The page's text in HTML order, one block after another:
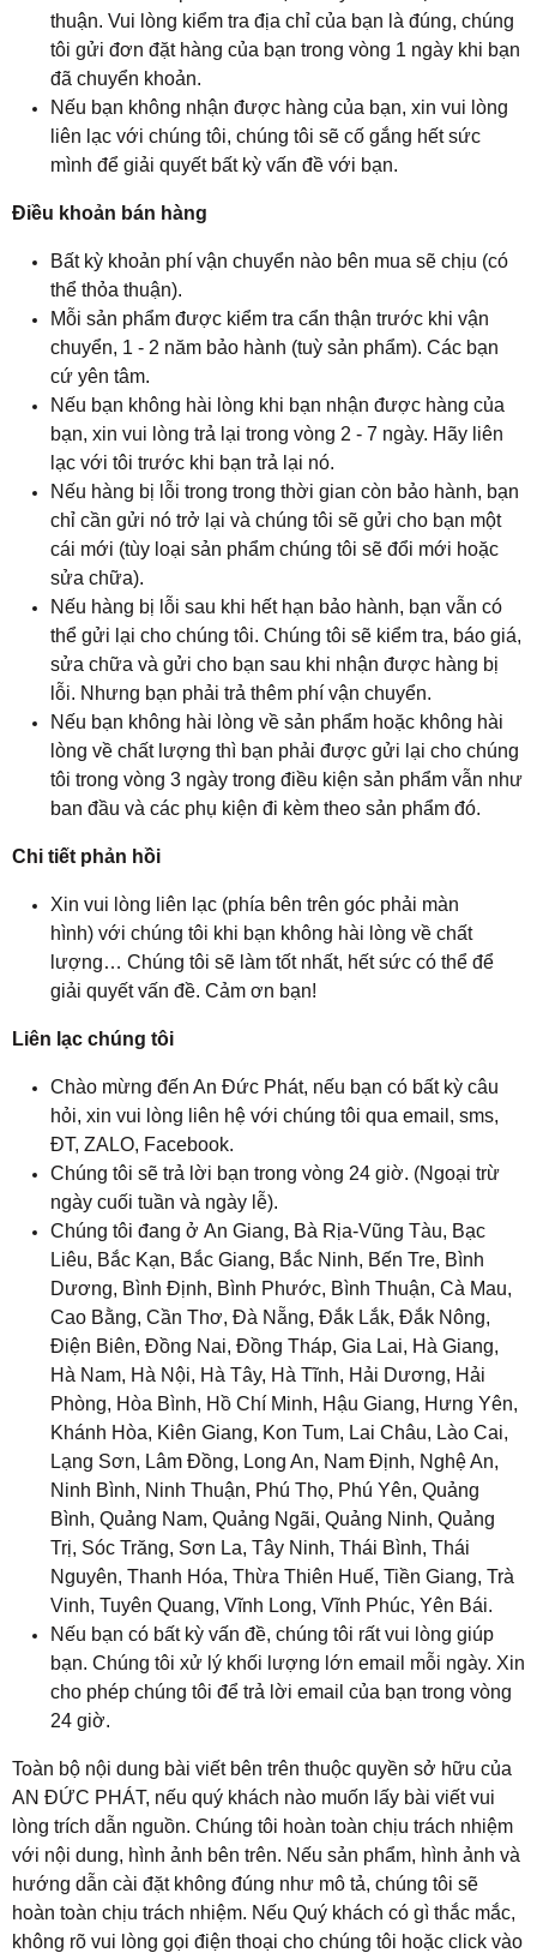
thuận. Vui lòng kiểm tra địa chỉ của bạn là đúng, chúng
tôi gửi đơn đặt hàng của bạn trong vòng 1 ngày khi bạn
đã chuyển khoản.
Nếu bạn không nhận được hàng của bạn, xin vui lòng
liên lạc với chúng tôi, chúng tôi sẽ cố gắng hết sức
mình để giải quyết bất kỳ vấn đề với bạn.
Điều khoản bán hàng
Bất kỳ khoản phí vận chuyển nào bên mua sẽ chịu (có
thể thỏa thuận).
Mỗi sản phẩm được kiểm tra cẩn thận trước khi vận
chuyển, 1 - 2 năm bảo hành (tuỳ sản phẩm). Các bạn
cứ yên tâm.
Nếu bạn không hài lòng khi bạn nhận được hàng của
bạn, xin vui lòng trả lại trong vòng 2 - 7 ngày. Hãy liên
lạc với tôi trước khi bạn trả lại nó.
Nếu hàng bị lỗi trong trong thời gian còn bảo hành, bạn
chỉ cần gửi nó trở lại và chúng tôi sẽ gửi cho bạn một
cái mới (tùy loại sản phẩm chúng tôi sẽ đổi mới hoặc
sửa chữa).
Nếu hàng bị lỗi sau khi hết hạn bảo hành, bạn vẫn có
thể gửi lại cho chúng tôi. Chúng tôi sẽ kiểm tra, báo giá,
sửa chữa và gửi cho bạn sau khi nhận được hàng bị
lỗi. Nhưng bạn phải trả thêm phí vận chuyển.
Nếu bạn không hài lòng về sản phẩm hoặc không hài
lòng về chất lượng thì bạn phải được gửi lại cho chúng
tôi trong vòng 3 ngày trong điều kiện sản phẩm vẫn như
ban đầu và các phụ kiện đi kèm theo sản phẩm đó.
Chi tiết phản hồi
Xin vui lòng liên lạc (phía bên trên góc phải màn
hình) với chúng tôi khi bạn không hài lòng về chất
lượng… Chúng tôi sẽ làm tốt nhất, hết sức có thể để
giải quyết vấn đề. Cảm ơn bạn!
Liên lạc chúng tôi
Chào mừng đến An Đức Phát, nếu bạn có bất kỳ câu
hỏi, xin vui lòng liên hệ với chúng tôi qua email, sms,
ĐT, ZALO, Facebook.
Chúng tôi sẽ trả lời bạn trong vòng 24 giờ. (Ngoại trừ
ngày cuối tuần và ngày lễ).
Chúng tôi đang ở An Giang, Bà Rịa-Vũng Tàu, Bạc
Liêu, Bắc Kạn, Bắc Giang, Bắc Ninh, Bến Tre, Bình
Dương, Bình Định, Bình Phước, Bình Thuận, Cà Mau,
Cao Bằng, Cần Thơ, Đà Nẵng, Đắk Lắk, Đắk Nông,
Điện Biên, Đồng Nai, Đồng Tháp, Gia Lai, Hà Giang,
Hà Nam, Hà Nội, Hà Tây, Hà Tĩnh, Hải Dương, Hải
Phòng, Hòa Bình, Hồ Chí Minh, Hậu Giang, Hưng Yên,
Khánh Hòa, Kiên Giang, Kon Tum, Lai Châu, Lào Cai,
Lạng Sơn, Lâm Đồng, Long An, Nam Định, Nghệ An,
Ninh Bình, Ninh Thuận, Phú Thọ, Phú Yên, Quảng
Bình, Quảng Nam, Quảng Ngãi, Quảng Ninh, Quảng
Trị, Sóc Trăng, Sơn La, Tây Ninh, Thái Bình, Thái
Nguyên, Thanh Hóa, Thừa Thiên Huế, Tiền Giang, Trà
Vinh, Tuyên Quang, Vĩnh Long, Vĩnh Phúc, Yên Bái.
Nếu bạn có bất kỳ vấn đề, chúng tôi rất vui lòng giúp
bạn. Chúng tôi xử lý khối lượng lớn email mỗi ngày. Xin
cho phép chúng tôi để trả lời email của bạn trong vòng
24 giờ.
Toàn bộ nội dung bài viết bên trên thuộc quyền sở hữu của
AN ĐỨC PHÁT, nếu quý khách nào muốn lấy bài viết vui
lòng trích dẫn nguồn. Chúng tôi hoàn toàn chịu trách nhiệm
với nội dung, hình ảnh bên trên. Nếu sản phẩm, hình ảnh và
hướng dẫn cài đặt không đúng như mô tả, chúng tôi sẽ
hoàn toàn chịu trách nhiệm. Nếu Quý khách có gì thắc mắc,
không rõ vui lòng gọi điện thoại cho chúng tôi hoặc click vào